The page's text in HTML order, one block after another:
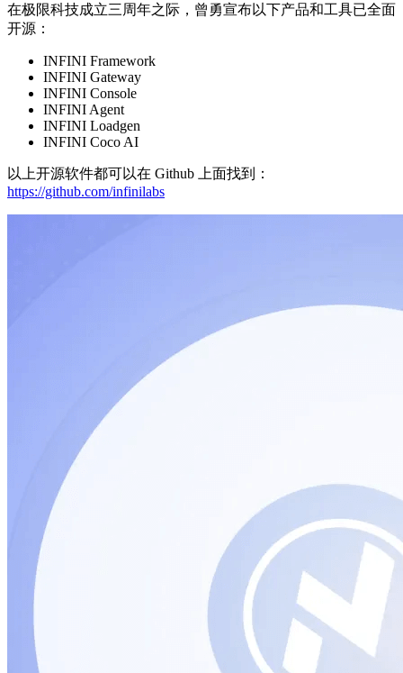
在极限科技成立三周年之际，曾勇宣布以下产品和工具已全面
开源：
INFINI Framework
INFINI Gateway
INFINI Console
INFINI Agent
INFINI Loadgen
INFINI Coco AI
以上开源软件都可以在 Github 上面找到：
https://github.com/infinilabs